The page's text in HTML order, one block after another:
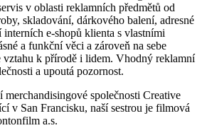
v oblasti reklamních předmětů od
skladování, dárkového balení, adresné
e-shopů klienta s vlastními
a funkční věci a zároveň na sebe
vztahu k přírodě i lidem. Vhodný reklamní
a upoutá pozornost.
merchandisingové společnosti Creative
v San Francisku, naší sestrou je filmová
a.s.